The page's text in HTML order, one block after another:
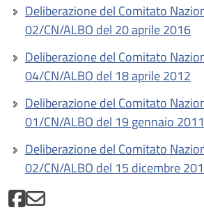
Deliberazione del Comitato
02/CN/ALBO del 20 aprile 2016
Deliberazione del Comitato
04/CN/ALBO del 18 aprile 2012
Deliberazione del Comitato
01/CN/ALBO del 19 gennaio 2011
Deliberazione del Comitato
02/CN/ALBO del 15 dicembre